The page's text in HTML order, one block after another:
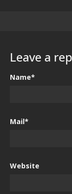
Leave a
Name*
Mail*
Website